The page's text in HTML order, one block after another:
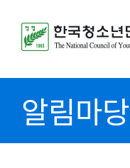
알림마당